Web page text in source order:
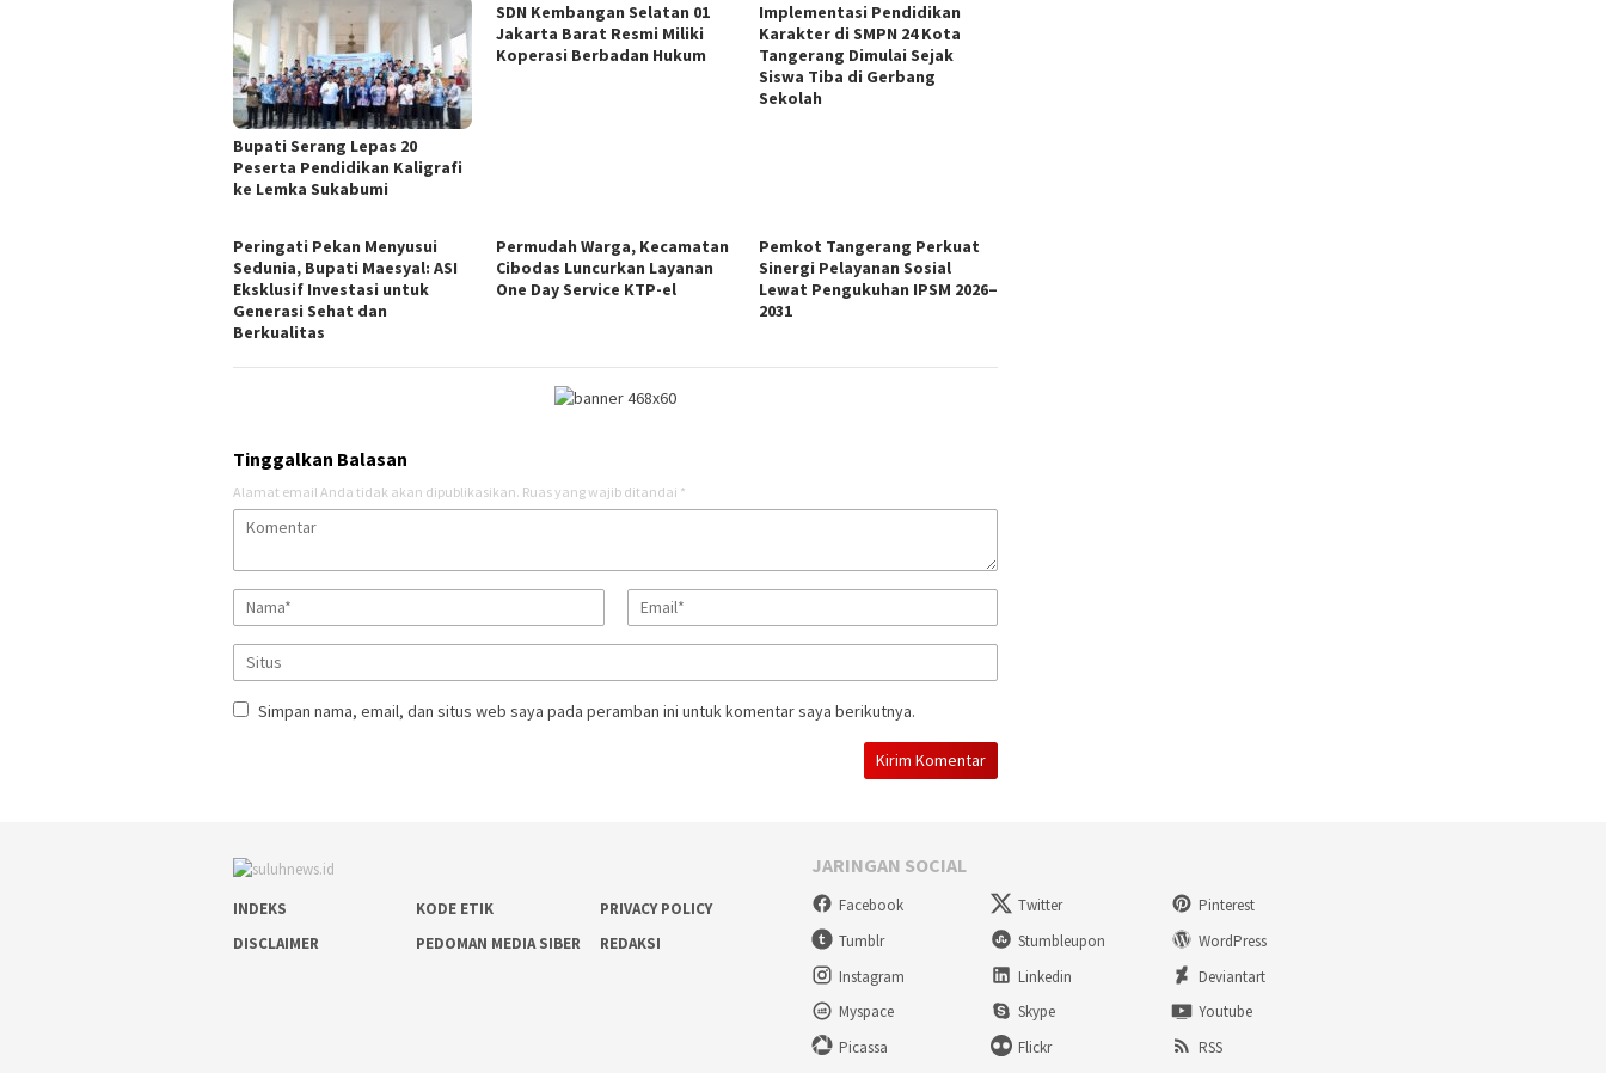
Bupati Serang Lepas 20
Peserta Pendidikan Kaligrafi
ke Lemka Sukabumi
SDN Kembangan Selatan 01
Jakarta Barat Resmi Miliki
Koperasi Berbadan Hukum
Implementasi Pendidikan
Karakter di SMPN 24 Kota
Tangerang Dimulai Sejak
Siswa Tiba di Gerbang
Sekolah
Peringati Pekan Menyusui
Sedunia, Bupati Maesyal: ASI
Eksklusif Investasi untuk
Generasi Sehat dan
Berkualitas
Permudah Warga, Kecamatan
Cibodas Luncurkan Layanan
One Day Service KTP-el
Pemkot Tangerang Perkuat
Sinergi Pelayanan Sosial
Lewat Pengukuhan IPSM 2026–
2031
Tinggalkan Balasan
Alamat email Anda tidak akan dipublikasikan. Ruas yang wajib ditandai *
Simpan nama, email, dan situs web saya pada peramban ini untuk komentar saya berikutnya.
INDEKS KODE ETIK
PRIVACY POLICY
DISCLAIMER
PEDOMAN MEDIA SIBER REDAKSI
JARINGAN SOCIAL
Facebook Twitter
Pinterest
Tumblr
Stumbleupon
WordPress
Instagram
Linkedin
Deviantart
Myspace
Skype
Youtube
Picassa
Flickr RSS